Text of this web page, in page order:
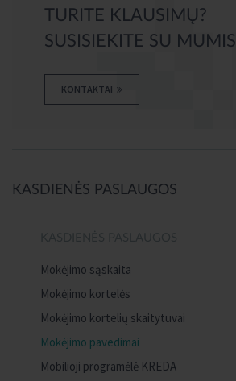
TURITE KLAUSIMŲ?
SUSISIEKITE SU MUMIS
KONTAKTAI
KASDIENĖS PASLAUGOS
Mokėjimo sąskaita
Mokėjimo kortelės
Mokėjimo kortelių skaitytuvai
Mokėjimo pavedimai
Mobilioji programėlė KREDA